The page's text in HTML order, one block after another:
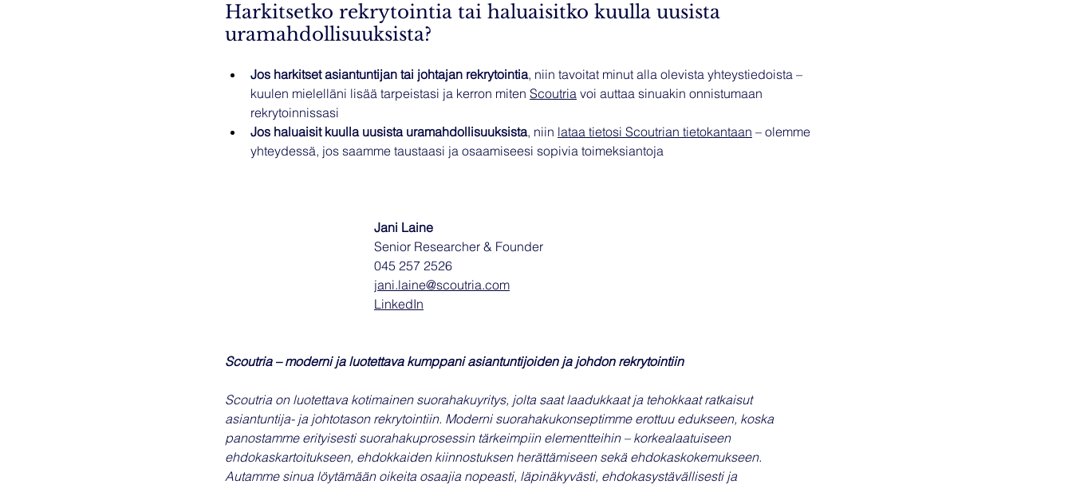
Harkitsetko rekrytointia tai haluaisitko kuulla uusista
uramahdollisuuksista?
Jos harkitset asiantuntijan tai johtajan rekrytointia, niin tavoitat minut alla olevista yhteystiedoista –
kuulen mielelläni lisää tarpeistasi ja kerron miten Scoutria voi auttaa sinuakin onnistumaan
rekrytoinnissasi
Jos haluaisit kuulla uusista uramahdollisuuksista, niin lataa tietosi Scoutrian tietokantaan – olemme
yhteydessä, jos saamme taustaasi ja osaamiseesi sopivia toimeksiantoja
Jani Laine
Senior Researcher & Founder
045 257 2526
jani.laine@scoutria.com
LinkedIn
Scoutria – moderni ja luotettava kumppani asiantuntijoiden ja johdon rekrytointiin
Scoutria on luotettava kotimainen suorahakuyritys, jolta saat laadukkaat ja tehokkaat ratkaisut
asiantuntija- ja johtotason rekrytointiin. Moderni suorahakukonseptimme erottuu edukseen, koska
panostamme erityisesti suorahakuprosessin tärkeimpiin elementteihin – korkealaatuiseen
ehdokaskartoitukseen, ehdokkaiden kiinnostuksen herättämiseen sekä ehdokaskokemukseen.
Autamme sinua löytämään oikeita osaajia nopeasti, läpinäkyvästi, ehdokasystävällisesti ja